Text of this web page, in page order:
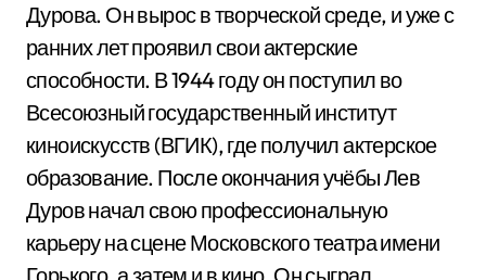
Дурова. Он вырос в творческой среде, и уже с
ранних лет проявил свои актерские
способности. В 1944 году он поступил во
Всесоюзный государственный институт
киноискусств (ВГИК), где получил актерское
образование. После окончания учёбы Лев
Дуров начал свою профессиональную
карьеру на сцене Московского театра имени